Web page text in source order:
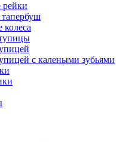
рейки
колеса
с калеными зубьями